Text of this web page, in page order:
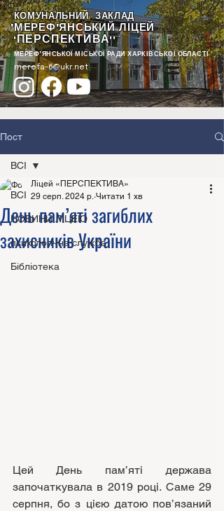
КОМУНАЛЬНИЙ ЗАКЛАД
"МЕРЕФ'ЯНСЬКИЙ ЛІЦЕЙ
"ПЕРСПЕКТИВА""
МЕРЕФ'ЯНСЬКОЇ МІСЬКОЇ РАДИ ХАРКІВСЬКОЇ ОБЛАСТІ
merefa-6@ukr.net
Пост
ВСІ
НОВИНИ ЛІЦЕЮ
психологічна служба
Бібліотека
ВСІ
День пам’яті загиблих
захисників України
Ліцей «ПЕРСПЕКТИВА»
29 серп. 2024 р. Читати 1 хв
Цей День пам’яті держава
започаткувала в 2019 році. Саме 29
серпня, бо з цією датою пов’язаний